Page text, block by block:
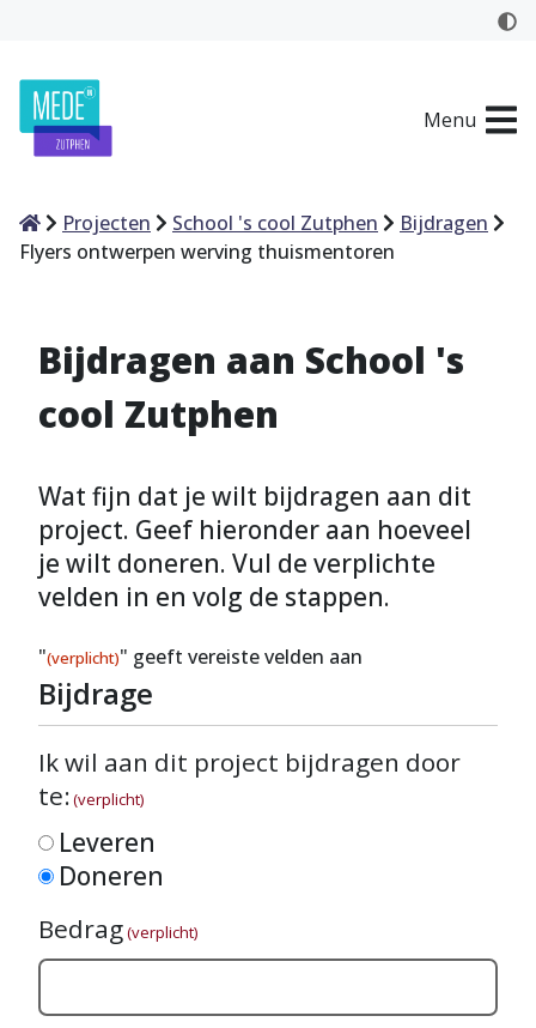
Menu
HomeProjecten School 's cool Zutphen
Bijdragen
Flyers ontwerpen werving thuismentoren
Bijdragen aan School 's
cool Zutphen
Wat fijn dat je wilt bijdragen aan dit
project. Geef hieronder aan hoeveel
je wilt doneren. Vul de verplichte
velden in en volg de stappen.
"(verplicht)" geeft vereiste velden aan
Bijdrage
Ik wil aan dit project bijdragen door
te:(verplicht)
Leveren
Doneren
Bedrag(verplicht)